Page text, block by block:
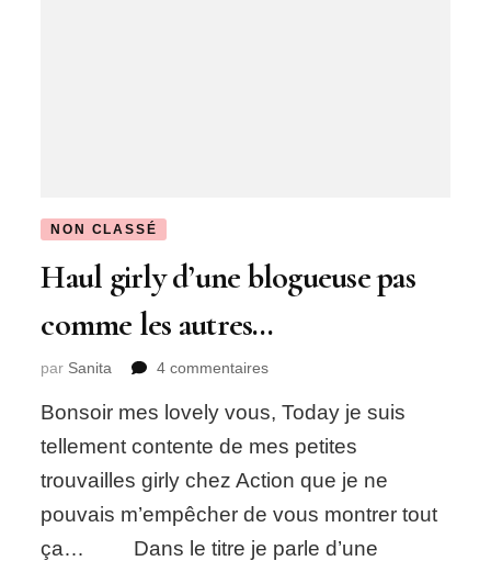
NON CLASSÉ
Haul girly d’une blogueuse pas
comme les autres…
par Sanita 4 commentairessur
girly
blogueuse
pas
autres…
Bonsoir mes lovely vous, Today je suis
tellement contente de mes petites
trouvailles girly chez Action que je ne
pouvais m’empêcher de vous montrer tout
ça… Dans le titre je parle d’une